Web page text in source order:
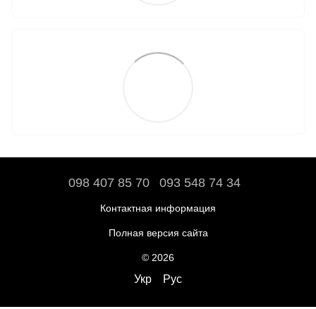
098 407 85 70 093 548 74 34
Контактная информация
Полная версия сайта
© 2026
Укр Рус